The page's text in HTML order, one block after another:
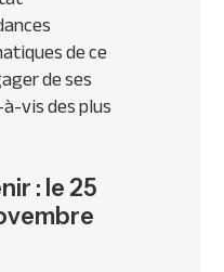
de ce
de ses
vis des plus
: le 25